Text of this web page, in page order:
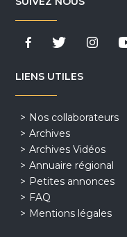
LIENS UTILES
Nos collaborateurs
Archives
Archives Vidéos
Annuaire régional
Petites annonces
FAQ
Mentions légales